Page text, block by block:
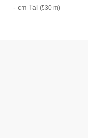
- cm Tal (530 m)